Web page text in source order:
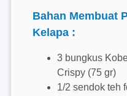
Bahan Membuat
Kelapa :
3 bungkus
Crispy (75 gr)
1/2 sendok teh